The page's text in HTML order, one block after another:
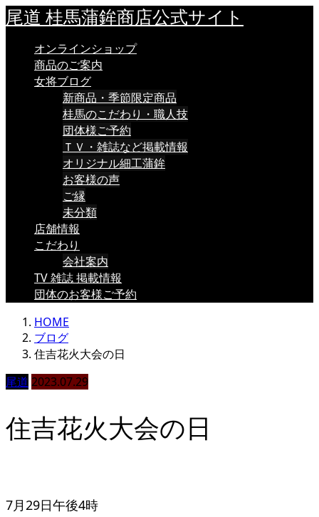
尾道 桂馬蒲鉾商店公式サイト
オンラインショップ
商品のご案内
女将ブログ
新商品・季節限定商品
桂馬のこだわり・職人技
団体様ご予約
ＴＶ・雑誌など掲載情報
オリジナル細工蒲鉾
お客様の声
ご縁
未分類
店舗情報
こだわり
会社案内
TV 雑誌 掲載情報
団体のお客様ご予約
HOME
ブログ
住吉花火大会の日
尾道 2023.07.29
住吉花火大会の日
7月29日午後4時